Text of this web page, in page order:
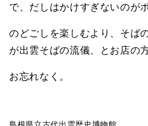
で、だしはかけすぎないのが
のどごしを楽しむより、そば
が出雲そばの流儀、とお店の
お忘れなく。